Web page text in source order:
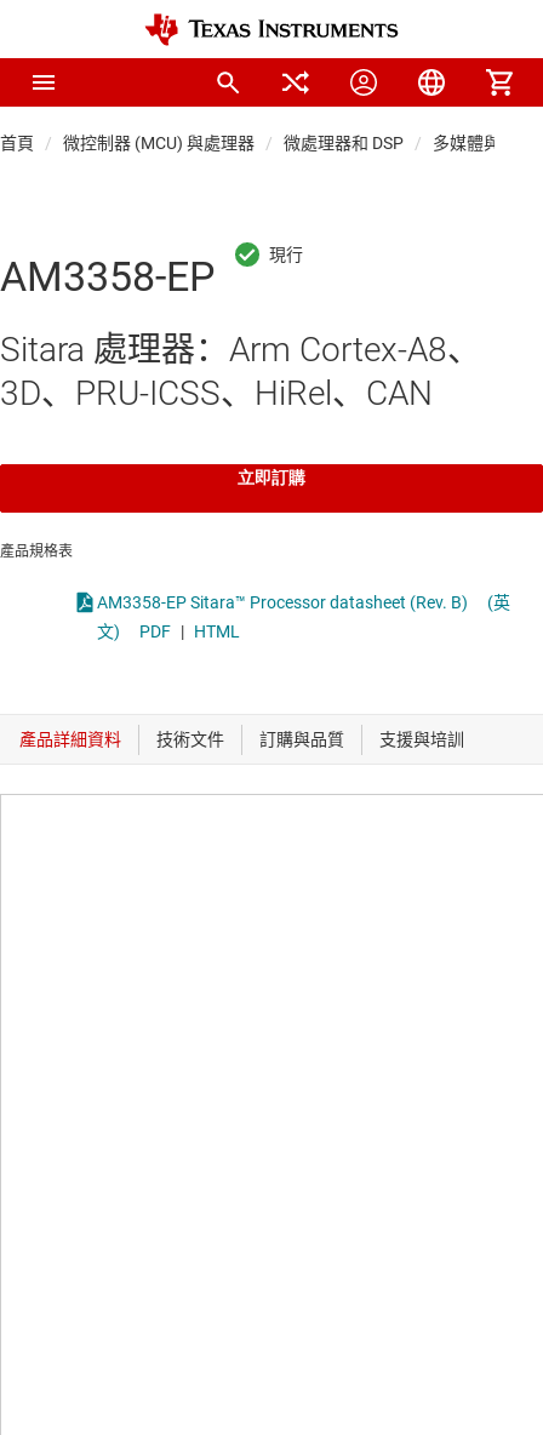
首頁 微控制器 (MCU) 與處理器 微處理器和 DSP 多媒體與工業
AM3358-EP
Sitara 處理器：Arm Cortex-A8、
3D、PRU-ICSS、HiRel、CAN
立即訂購
產品規格表
AM3358-EP Sitara™ Processor datasheet (Rev. B)
(英
文)
PDF | HTML